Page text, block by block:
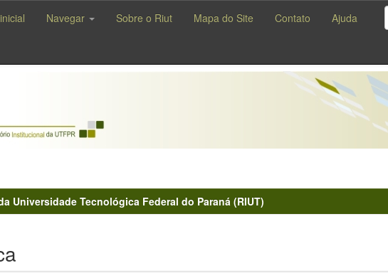
Navegar Sobre o Riut Mapa do Site Contato Ajuda
Universidade Tecnológica Federal do Paraná (RIUT)